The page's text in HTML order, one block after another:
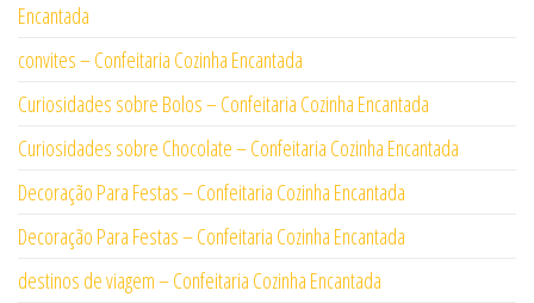
Encantada
convites – Confeitaria Cozinha Encantada
Curiosidades sobre Bolos – Confeitaria Cozinha Encantada
Curiosidades sobre Chocolate – Confeitaria Cozinha Encantada
Decoração Para Festas – Confeitaria Cozinha Encantada
Decoração Para Festas – Confeitaria Cozinha Encantada
destinos de viagem – Confeitaria Cozinha Encantada